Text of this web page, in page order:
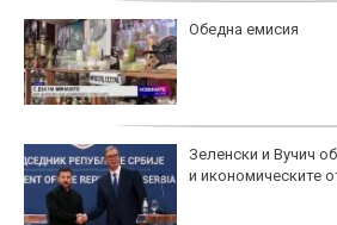
Обедна емисия
Зеленски и Вучич
и икономическите